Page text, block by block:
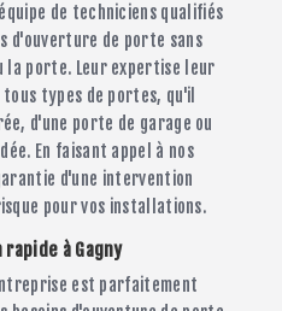
équipe de techniciens qualifiés
d'ouverture de porte sans
la porte. Leur expertise leur
types de portes, qu'il
d'une porte de garage ou
En faisant appel à nos
d'une intervention
pour vos installations.
à Gagny
est parfaitement